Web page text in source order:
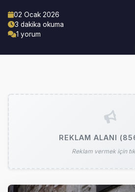
02 Ocak 2026
3 dakika okuma
1 yorum
REKLAM ALANI
Reklam vermek için